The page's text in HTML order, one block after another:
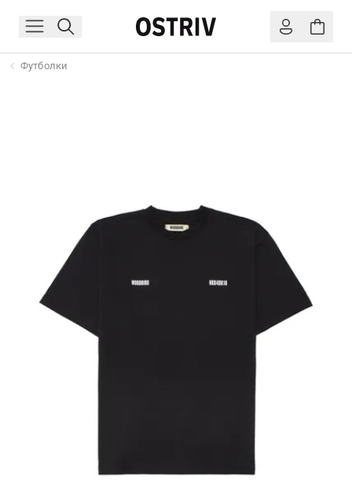
Футболки